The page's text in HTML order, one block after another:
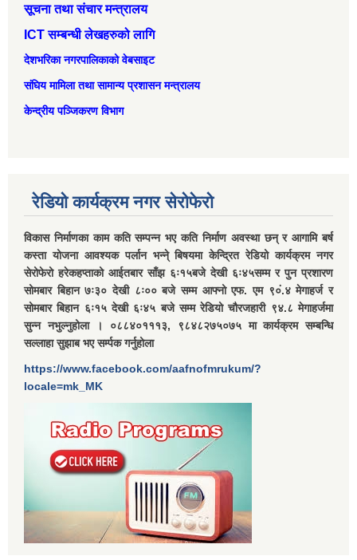
सूचना तथा संचार मन्त्रालय
ICT सम्बन्धी लेखहरुको लागि
देशभरिका नगरपालिकाको वेबसाइट
संघिय मामिला तथा सामान्‍य प्रशासन मन्त्रालय
केन्द्रीय पञ्जिकरण विभाग
रेडियो कार्यक्रम नगर सेरोफेरो
विकास निर्माणका काम कति सम्पन्न भए कति निर्माण अवस्था छन् र आगामि बर्ष
कस्ता योजना आवश्यक पर्लान भन्ने् बिषयमा केन्द्रित रेडियो कार्यक्रम नगर
सेरोफेरो हरेकहप्ताको आईतबार साँझ ६ः१५बजे देखी ६ः४५सम्म र पुन प्रशारण
सोमबार बिहान ७ः३० देखी ८ः०० बजे सम्म आफ्नो एफ. एम ९०ं.४ मेगाहर्ज र
सोमबार बिहान ६ः१५ देखी ६ः४५ बजे सम्म रेडियो चौरजहारी ९४.८ मेगाहर्जमा
सुन्न नभुल्नुहोला । ०८८४०१११३, ९८४८२७५०७५ मा कार्यक्रम सम्बन्धि
सल्लाहा सुझाब भए सर्म्पक गर्नुहोला
https://www.facebook.com/aafnofmrukum/?
locale=mk_MK